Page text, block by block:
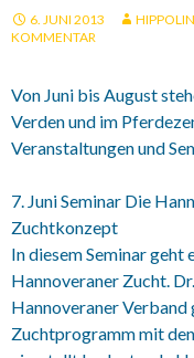
6. JUNI 2013
KOMMENTAR
Von Juni bis August
Verden und im
Veranstaltungen und
7. Juni Seminar Die
Zuchtkonzept
In diesem Seminar geht
Hannoveraner Zucht.
Hannoveraner Verband
Zuchtprogramm mit